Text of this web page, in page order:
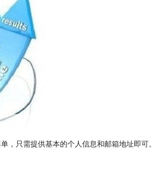
，只需提供基本的个人信息和邮箱地址即可。